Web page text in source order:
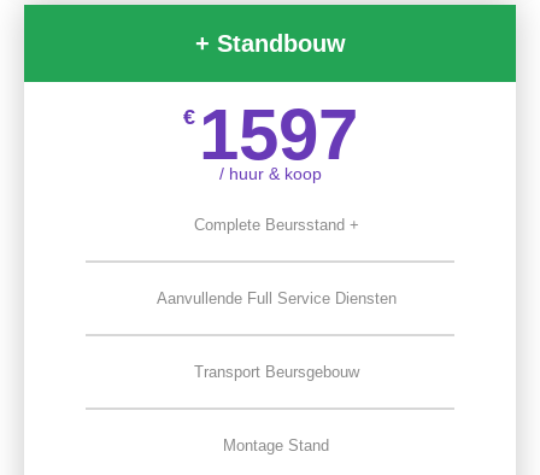
+ Standbouw
€ 1597
/ huur & koop
Complete Beursstand +
Aanvullende Full Service Diensten
Transport Beursgebouw
Montage Stand